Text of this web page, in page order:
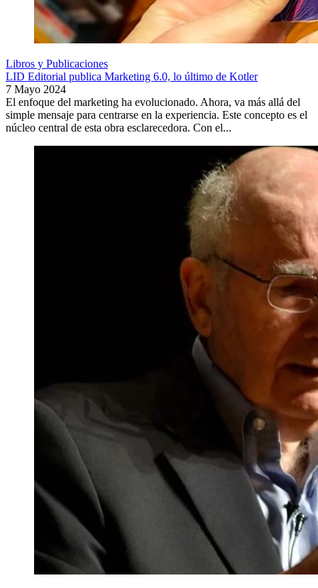
Libros y Publicaciones
LID Editorial publica Marketing 6.0, lo último de Kotler
7 Mayo 2024
El enfoque del marketing ha evolucionado. Ahora, va más allá del
simple mensaje para centrarse en la experiencia. Este concepto es el
núcleo central de esta obra esclarecedora. Con el...